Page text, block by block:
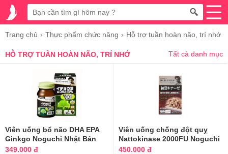
Trang chủ Thực phẩm chức năng Hỗ trợ tuần hoàn não, trí nhớ
HỖ TRỢ TUẦN HOÀN NÃO, TRÍ NHỚ Tất cả danh mục
Viên uống bổ não DHA EPA
Ginkgo Noguchi Nhật Bản
60v
349.000 đ
Viên uống chống đột quỵ
Nattokinase 2000FU Noguchi
Nhật
450.000 đ